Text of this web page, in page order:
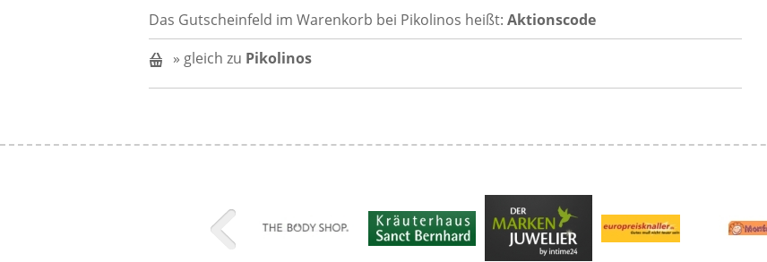
Das Gutscheinfeld im Warenkorb bei Pikolinos heißt: Aktionscode
» gleich zu Pikolinos